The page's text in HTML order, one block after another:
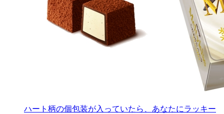
ハート柄の個包装が入っていたら、あなたにラッキー